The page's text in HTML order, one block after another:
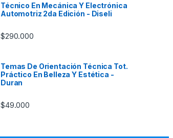
Técnico En Mecánica Y Electrónica
Automotriz 2da Edición - Diseli
$290.000
Temas De Orientación Técnica Tot.
Práctico En Belleza Y Estética -
Duran
$49.000